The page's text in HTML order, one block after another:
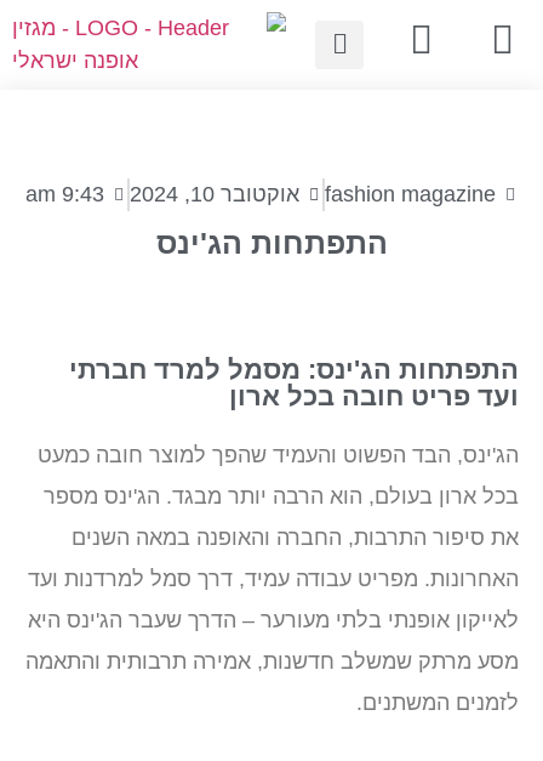
fashion magazine אוקטובר 10, 2024 9:43 am
התפתחות הג'ינס
התפתחות הג'ינס: מסמל למרד חברתי
ועד פריט חובה בכל ארון
הג'ינס, הבד הפשוט והעמיד שהפך למוצר חובה כמעט
בכל ארון בעולם, הוא הרבה יותר מבגד. הג'ינס מספר
את סיפור התרבות, החברה והאופנה במאה השנים
האחרונות. מפריט עבודה עמיד, דרך סמל למרדנות ועד
לאייקון אופנתי בלתי מעורער – הדרך שעבר הג'ינס היא
מסע מרתק שמשלב חדשנות, אמירה תרבותית והתאמה
לזמנים המשתנים.